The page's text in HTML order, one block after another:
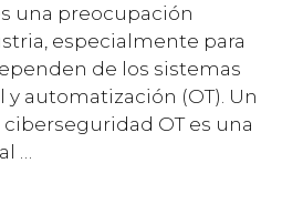
una preocupación
especialmente para
de los sistemas
automatización (OT). Un
OT es una
…